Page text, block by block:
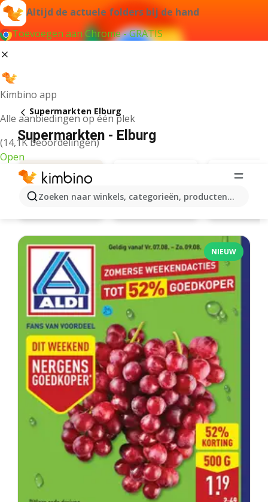
Altijd de actuele folders bij de hand
Toevoegen aan Chrome - GRATIS
Kimbino app
Alle aanbiedingen op één plek
(14,1K beoordelingen)
Open
Zoeken naar winkels, categorieën, producten...
Supermarkten Elburg
Supermarkten - Elburg
Jumbo
NIEUW